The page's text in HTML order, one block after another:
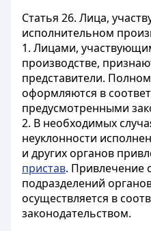
Статья 26. Лица,
исполнительном
1. Лицами,
производстве,
представители.
оформляются в
предусмотренными
2. В необходимых
неуклонности
и других органов
пристав. Привлечение
подразделений
осуществляется в
законодательством.